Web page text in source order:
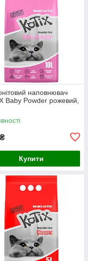
наповнювач
Baby Powder рожевий,
₴
Купити